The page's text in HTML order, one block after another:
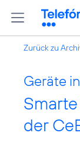
Zurück zu
Geräte
der